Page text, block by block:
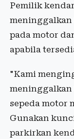
Pemilik
meninggalkan
pada motor
apabila
"Kami
meninggalkan
sepeda motor
Gunakan
parkirkan